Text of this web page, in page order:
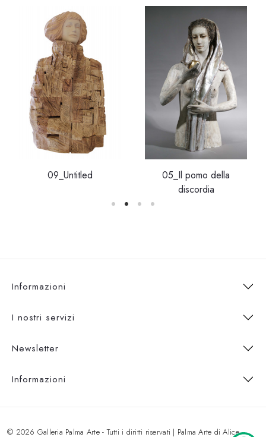
09_Untitled
05_Il pomo della
discordia
Informazioni
I nostri servizi
Newsletter
Informazioni
© 2026 Galleria Palma Arte - Tutti i diritti riservati | Palma Arte di Alice